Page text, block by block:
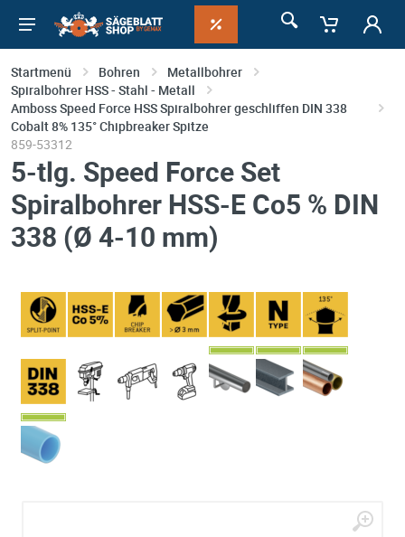
Startmenü Bohren
Metallbohrer
Spiralbohrer HSS - Stahl - Metall
Amboss Speed Force HSS Spiralbohrer geschliffen DIN 338
Cobalt 8% 135° Chipbreaker Spitze
859-53312
5-tlg. Speed Force Set
Spiralbohrer HSS-E Co5 % DIN
338 (Ø 4-10 mm)